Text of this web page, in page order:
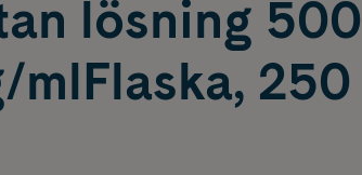
lösning 500
mlFlaska, 250